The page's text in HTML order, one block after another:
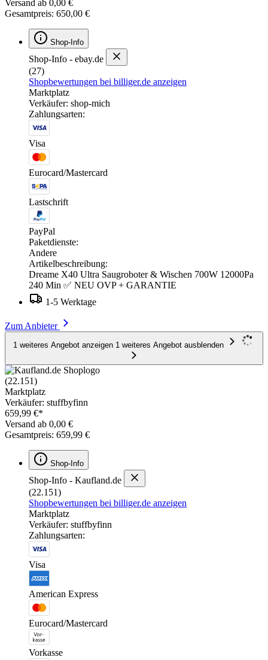
Versand ab 0,00 €
Gesamtpreis: 650,00 €
Shop-Info
Shop-Info - ebay.de
(27)
Shopbewertungen bei billiger.de anzeigen
Marktplatz
Verkäufer: shop-mich
Zahlungsarten:
Visa
Eurocard/Mastercard
Lastschrift
PayPal
Paketdienste:
Andere
Artikelbeschreibung:
Dreame X40 Ultra Saugroboter & Wischen 700W 12000Pa
240 Min ✅ NEU OVP + GARANTIE
1-5 Werktage
Zum Anbieter
1 weiteres Angebot anzeigen 1 weiteres Angebot ausblenden
(22.151)
Marktplatz
Verkäufer: stuffbyfinn
659,99 €*
Versand ab 0,00 €
Gesamtpreis: 659,99 €
Shop-Info
Shop-Info - Kaufland.de
(22.151)
Shopbewertungen bei billiger.de anzeigen
Marktplatz
Verkäufer: stuffbyfinn
Zahlungsarten:
Visa
American Express
Eurocard/Mastercard
Vorkasse